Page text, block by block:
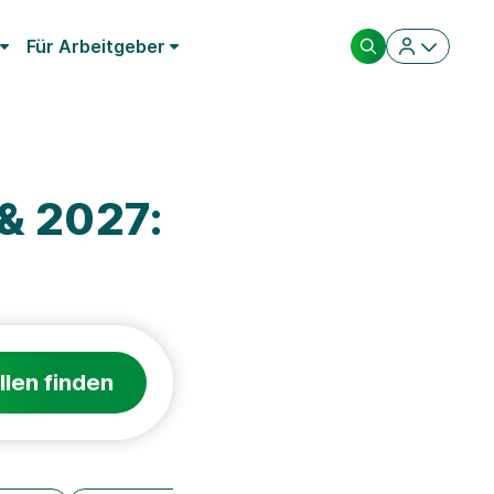
Für Arbeitgeber
2027:
finden